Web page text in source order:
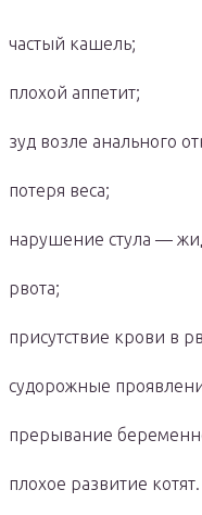
частый кашель;
плохой аппетит;
зуд возле анального
потеря веса;
нарушение стула —
рвота;
присутствие крови в
судорожные
прерывание
плохое развитие котят.